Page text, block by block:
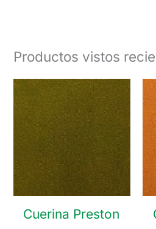
Productos vistos
Cuerina Preston